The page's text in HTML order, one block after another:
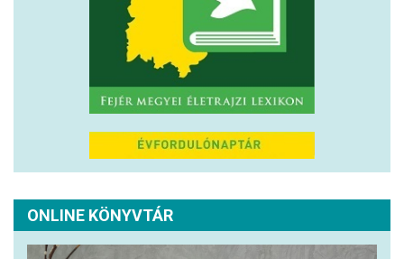
ONLINE KÖNYVTÁR